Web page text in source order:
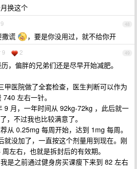
换这个
48
撒谎 ，要是你没用过，就不给你开
49
9 2
，偏胖的兄弟们还是尽早开始减肥。
甲医院做了全套检查，医生判断可以作为
左右一针。
9 月，一年时间从 92kg-72kg ，此后就一
，不过我也比较满意了。
从 0.25mg 每周开始，达到 1mg 每周。
就没加了，一直按这个剂量用到现在。刚
左右，也就是拆封后的有效期。
是之前通过健身房买课瘦下来到 82 左右